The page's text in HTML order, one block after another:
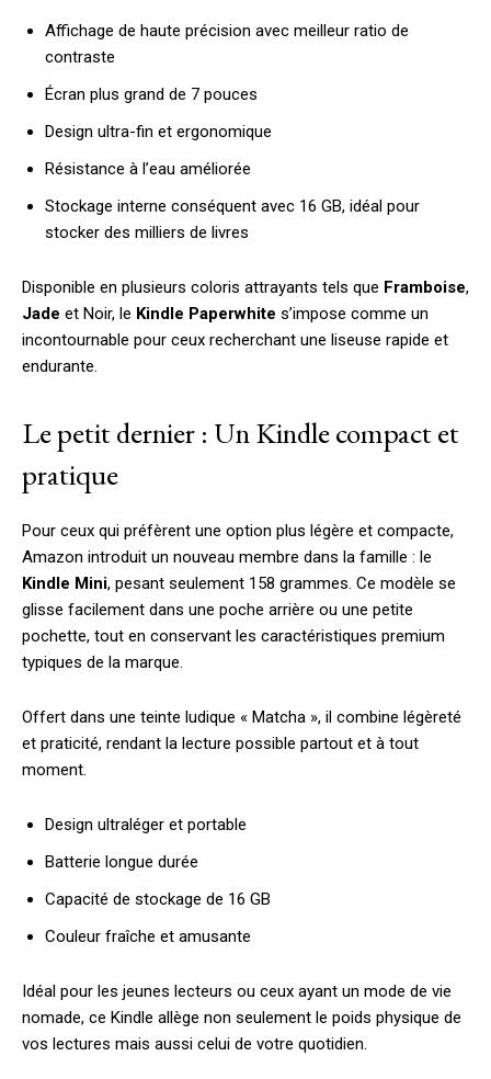
Affichage de haute précision avec meilleur ratio de
contraste
Écran plus grand de 7 pouces
Design ultra-fin et ergonomique
Résistance à l’eau améliorée
Stockage interne conséquent avec 16 GB, idéal pour
stocker des milliers de livres
Disponible en plusieurs coloris attrayants tels que Framboise,
Jade et Noir, le Kindle Paperwhite s’impose comme un
incontournable pour ceux recherchant une liseuse rapide et
endurante.
Le petit dernier : Un Kindle compact et
pratique
Pour ceux qui préfèrent une option plus légère et compacte,
Amazon introduit un nouveau membre dans la famille : le
Kindle Mini, pesant seulement 158 grammes. Ce modèle se
glisse facilement dans une poche arrière ou une petite
pochette, tout en conservant les caractéristiques premium
typiques de la marque.
Offert dans une teinte ludique « Matcha », il combine légèreté
et praticité, rendant la lecture possible partout et à tout
moment.
Design ultraléger et portable
Batterie longue durée
Capacité de stockage de 16 GB
Couleur fraîche et amusante
Idéal pour les jeunes lecteurs ou ceux ayant un mode de vie
nomade, ce Kindle allège non seulement le poids physique de
vos lectures mais aussi celui de votre quotidien.